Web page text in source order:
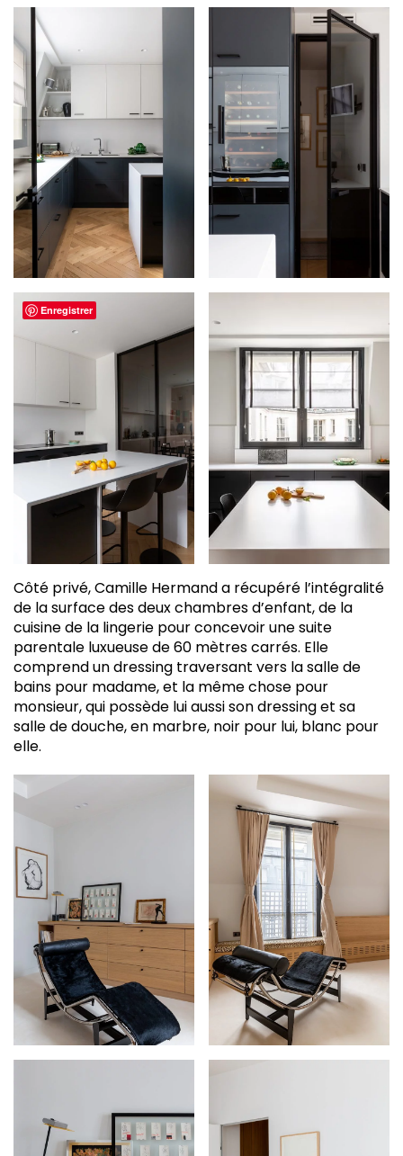
Côté privé, Camille Hermand a récupéré l’intégralité
de la surface des deux chambres d’enfant, de la
cuisine de la lingerie pour concevoir une suite
parentale luxueuse de 60 mètres carrés. Elle
comprend un dressing traversant vers la salle de
bains pour madame, et la même chose pour
monsieur, qui possède lui aussi son dressing et sa
salle de douche, en marbre, noir pour lui, blanc pour
elle.
Enregistrer